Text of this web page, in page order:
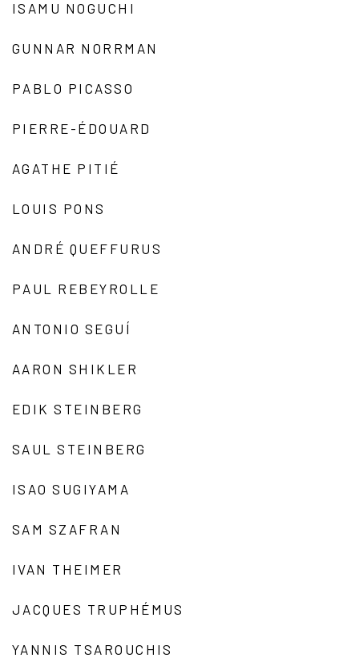
ISAMU NOGUCHI
GUNNAR NORRMAN
PABLO PICASSO
PIERRE-ÉDOUARD
AGATHE PITIÉ
LOUIS PONS
ANDRÉ QUEFFURUS
PAUL REBEYROLLE
ANTONIO SEGUÍ
AARON SHIKLER
EDIK STEINBERG
SAUL STEINBERG
ISAO SUGIYAMA
SAM SZAFRAN
IVAN THEIMER
JACQUES TRUPHÉMUS
YANNIS TSAROUCHIS